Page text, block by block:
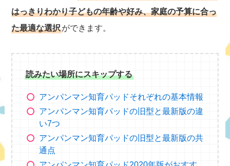
はっきりわかり子どもの年齢や好み、家庭の予算に合っ
た最適な選択ができます。
読みたい場所にスキップする
アンパンマン知育パッドそれぞれの基本情報
アンパンマン知育パッドの旧型と最新版の違
い7つ
アンパンマン知育パッドの旧型と最新版の共
通点